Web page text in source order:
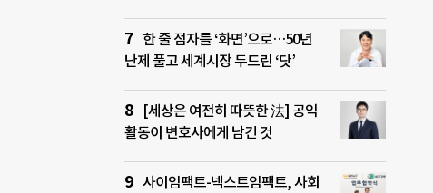
한 줄 점자를 ‘화면’으로…50년
난제 풀고 세계시장 두드린 ‘닷’
[세상은 여전히 따뜻한 法] 공익
활동이 변호사에게 남긴 것
사이임팩트-넥스트임팩트, 사회